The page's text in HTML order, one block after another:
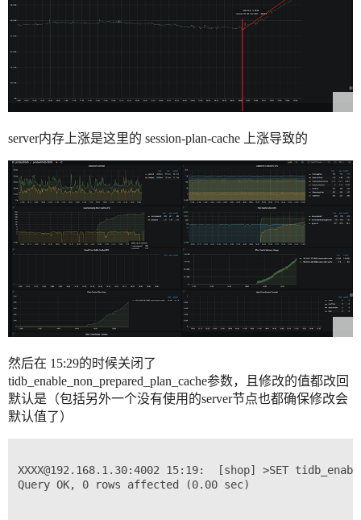
server内存上涨是这里的 session-plan-cache 上涨导致的
然后在 15:29的时候关闭了
tidb_enable_non_prepared_plan_cache参数，且修改的值都改回
默认是（包括另外一个没有使用的server节点也都确保修改会
默认值了）
XXXX@192.168.1.30:4002 15:19:  [shop] >SET
Query OK, 0 rows affected (0.00 sec)